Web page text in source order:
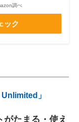
調べ
ック
」
たまる・使え